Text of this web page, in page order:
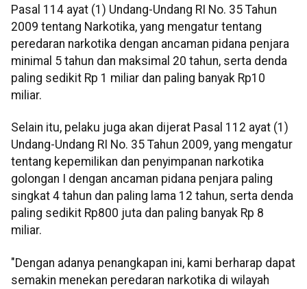
Pasal 114 ayat (1) Undang-Undang RI No. 35 Tahun
2009 tentang Narkotika, yang mengatur tentang
peredaran narkotika dengan ancaman pidana penjara
minimal 5 tahun dan maksimal 20 tahun, serta denda
paling sedikit Rp 1 miliar dan paling banyak Rp10
miliar.
Selain itu, pelaku juga akan dijerat Pasal 112 ayat (1)
Undang-Undang RI No. 35 Tahun 2009, yang mengatur
tentang kepemilikan dan penyimpanan narkotika
golongan I dengan ancaman pidana penjara paling
singkat 4 tahun dan paling lama 12 tahun, serta denda
paling sedikit Rp800 juta dan paling banyak Rp 8
miliar.
"Dengan adanya penangkapan ini, kami berharap dapat
semakin menekan peredaran narkotika di wilayah